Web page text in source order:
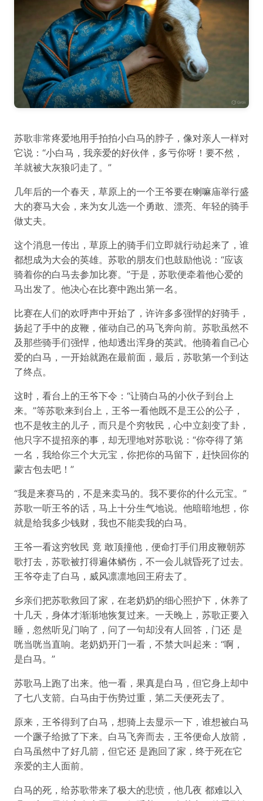
苏歌非常疼爱地用手拍拍小白马的脖子，像对亲人一样对
它说：“小白马，我亲爱的好伙伴，多亏你呀！要不然，
羊就被大灰狼叼走了。”
几年后的一个春天，草原上的一个王爷要在喇嘛庙举行盛
大的赛马大会，来为女儿选一个勇敢、漂亮、年轻的骑手
做丈夫。
这个消息一传出，草原上的骑手们立即就行动起来了，谁
都想成为大会的英雄。苏歌的朋友们也鼓励他说：“应该
骑着你的白马去参加比赛。”于是，苏歌便牵着他心爱的
马出发了。他决心在比赛中跑出第一名。
比赛在人们的欢呼声中开始了，许许多多强悍的好骑手，
扬起了手中的皮鞭，催动自己的马飞奔向前。苏歌虽然不
及那些骑手们强悍，他却透出浑身的英武。他骑着自己心
爱的白马，一开始就跑在最前面，最后，苏歌第一个到达
了终点。
这时，看台上的王爷下令：“让骑白马的小伙子到台上
来。”等苏歌来到台上，王爷一看他既不是王公的公子，
也不是牧主的儿子，而只是个穷牧民，心中立刻变了卦，
他只字不提招亲的事，却无理地对苏歌说：“你夺得了第
一名，我给你三个大元宝，你把你的马留下，赶快回你的
蒙古包去吧！”
“我是来赛马的，不是来卖马的。我不要你的什么元宝。”
苏歌一听王爷的话，马上十分生气地说。他暗暗地想，你
就是给我多少钱财，我也不能卖我的白马。
王爷一看这穷牧民 竟 敢顶撞他，便命打手们用皮鞭朝苏
歌打去，苏歌被打得遍体鳞伤，不一会儿就昏死了过去。
王爷夺走了白马，威风凛凛地回王府去了。
乡亲们把苏歌救回了家，在老奶奶的细心照护下，休养了
十几天，身体才渐渐地恢复过来。一天晚上，苏歌正要入
睡，忽然听见门响了，问了一句却没有人回答，门还 是
咣当咣当直响。老奶奶开门一看，不禁大叫起来：“啊，
是白马。”
苏歌马上跑了出来。他一看，果真是白马，但它身上却中
了七八支箭。白马由于伤势过重，第二天便死去了。
原来，王爷得到了白马，想骑上去显示一下，谁想被白马
一个蹶子给掀了下来。白马飞奔而去，王爷便命人放箭，
白马虽然中了好几箭，但它还 是跑回了家，终于死在它
亲爱的主人面前。
白马的死，给苏歌带来了极大的悲愤，他几夜 都难以入